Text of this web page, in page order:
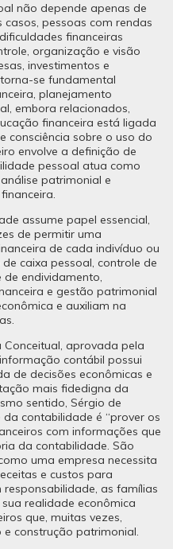
não depende apenas de
pessoas com rendas
financeiras
organização e visão
investimentos e
se fundamental
planejamento
embora relacionados,
financeira está ligada
consciência sobre o uso do
envolve a definição de
pessoal atua como
patrimonial e
assume papel essencial,
de permitir uma
de cada indivíduo ou
caixa pessoal, controle de
endividamento,
e gestão patrimonial
e auxiliam na
Conceitual, aprovada pela
contábil possui
de decisões econômicas e
mais fidedigna da
sentido, Sérgio de
contabilidade é “prover os
com informações que
da contabilidade. São
uma empresa necessita
e custos para
as famílias
realidade econômica
que, muitas vezes,
construção patrimonial.